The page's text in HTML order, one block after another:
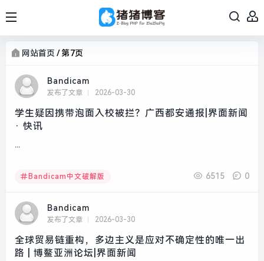
网站首页 /第7页
Bandicam
发布了文章 2026-03-30
学生疑因携带泡面入校被拦？广西都安通报|界面新闻
· 快讯
...
Bandicam中文破解版 6515 0
Bandicam
发布了文章 2026-03-30
全球贸易链重构，多边主义是应对不确定性的唯一出
路 | 博鳌亚洲论坛|界面新闻